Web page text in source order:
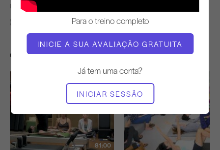
Para o treino completo
INICIE A SUA AVALIAÇÃO GRATUITA
Já tem uma conta?
INICIAR SESSÃO
ENCONTRAR AULAS SEMELHANTES PARA
Estúdio completo
Outros exercícios de que poderá gostar
81:00